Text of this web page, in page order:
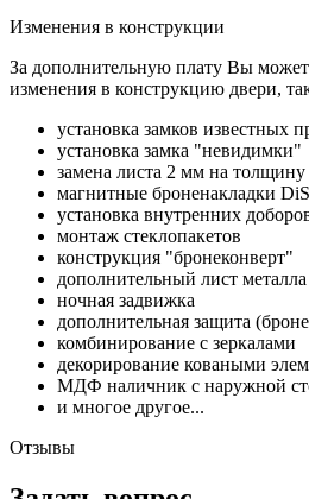
Изменения в конструкции
За дополнительную плату Вы
изменения в конструкцию двери,
установка замков известных
установка замка "невидимки"
замена листа 2 мм на
магнитные броненакладки
установка внутренних
монтаж стеклопакетов
конструкция "бронеконверт"
дополнительный лист металла
ночная задвижка
дополнительная защита
комбинирование с зеркалами
декорирование коваными
МДФ наличник с наружной
и многое другое...
Отзывы